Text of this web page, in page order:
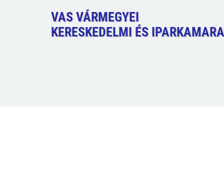
VAS VÁRMEGYEI
KERESKEDELMI ÉS IPARKAMARA